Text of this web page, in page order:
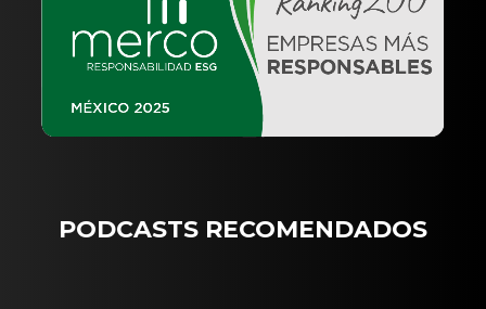
PODCASTS RECOMENDADOS